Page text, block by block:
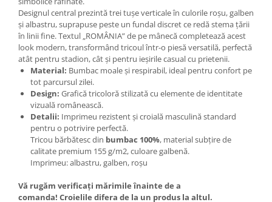
Designul central prezintă trei tușe verticale în culorile roșu, galben
și albastru, suprapuse peste un fundal discret ce redă stema țării
în linii fine. Textul „ROMÂNIA” de pe mânecă completează acest
look modern, transformând tricoul într-o piesă versatilă, perfectă
atât pentru stadion, cât și pentru ieșirile casual cu prietenii.
Material: Bumbac moale și respirabil, ideal pentru confort pe
tot parcursul zilei.
Design: Grafică tricoloră stilizată cu elemente de identitate
vizuală românească.
Detalii: Imprimeu rezistent și croială masculină standard
pentru o potrivire perfectă.
Tricou bărbătesc din bumbac 100%, material subțire de
calitate premium 155 g/m2, culoare galbenă.
Imprimeu: albastru, galben, roșu
Vă rugăm verificaţi mărimile înainte de a
comanda! Croielile difera de la un produs la altul.